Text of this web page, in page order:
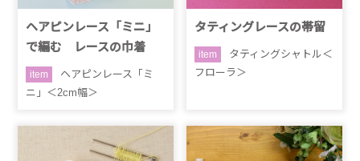
ヘアピンレース「ミニ」
で編む レースの巾着
item
ヘアピンレース「ミ
ニ」＜2cm幅＞
タティングレースの帯留
item
タティングシャトル＜
フローラ＞